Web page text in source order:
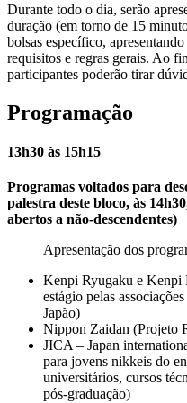
Durante todo o dia, serão
duração (em torno de 15
bolsas específico,
requisitos e regras gerais. Ao
participantes poderão tirar
Programação
13h30 às 15h15
Programas voltados para
palestra deste bloco, às
abertos a não-descendentes)
Apresentação dos
Kenpi Ryugaku e Kenpi
estágio pelas
Japão)
Nippon Zaidan (Projeto
JICA – Japan
para jovens nikkeis do
universitários, cursos
pós-graduação)